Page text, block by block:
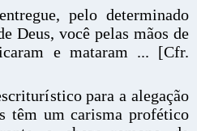
pelo determinado
Deus, você pelas mãos de
e mataram ... [Cfr.
para a alegação
têm um carisma profético